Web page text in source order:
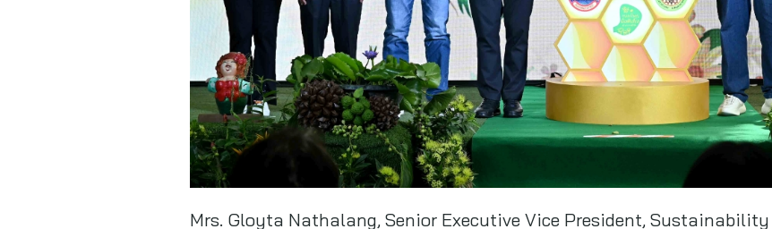
Mrs. Gloyta Nathalang, Senior Executive Vice President,